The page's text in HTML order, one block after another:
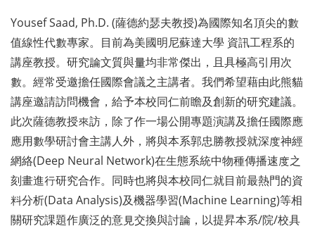
Yousef Saad, Ph.D. (薩德約瑟夫教授)為國際知名頂尖的數
值線性代數專家。目前為美國明尼蘇達大學 資訊工程系的
講座教授。研究論文質與量均非常傑出，且具極高引用次
數。經常受邀擔任國際會議之主講者。我們希望藉由此熊貓
講座邀請訪問機會，給予本校同仁前瞻及創新的研究建議。
此次薩德教授來訪，除了作一場公開專題演講及擔任國際應
應用數學研討會主講人外，將與本系郭忠勝教授就深度神經
網絡(Deep Neural Network)在生態系統中物種傳播速度之
刻畫進行研究合作。同時也將與本校同仁就目前最熱門的資
料分析(Data Analysis)及機器學習(Machine Learning)等相
關研究課題作廣泛的意見交換與討論，以提昇本系/院/校具